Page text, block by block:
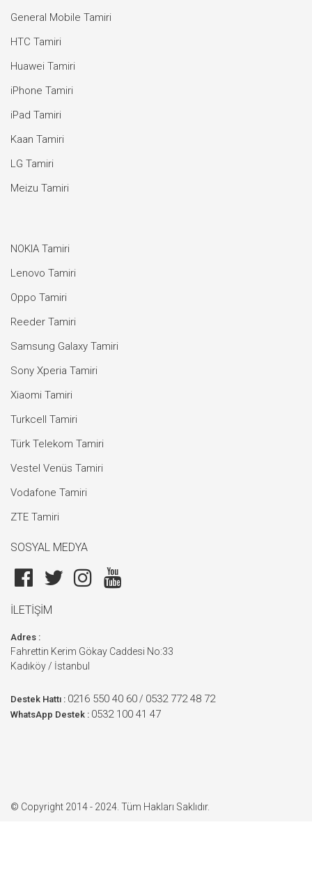
General Mobile Tamiri
HTC Tamiri
Huawei Tamiri
iPhone Tamiri
iPad Tamiri
Kaan Tamiri
LG Tamiri
Meizu Tamiri
NOKIA Tamiri
Lenovo Tamiri
Oppo Tamiri
Reeder Tamiri
Samsung Galaxy Tamiri
Sony Xperia Tamiri
Xiaomi Tamiri
Turkcell Tamiri
Türk Telekom Tamiri
Vestel Venüs Tamiri
Vodafone Tamiri
ZTE Tamiri
SOSYAL MEDYA
İLETİŞİM
Adres :
Fahrettin Kerim Gökay Caddesi No:33
Kadıköy / İstanbul
Destek Hattı : 0216 550 40 60 / 0532 772 48 72
WhatsApp Destek : 0532 100 41 47
© Copyright 2014 - 2024. Tüm Hakları Saklıdır.